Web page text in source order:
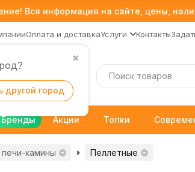
Вся информация на сайте, цены,
✖
другой город
Оплата и доставкаУслуги Контакты
Бренды Акции Топки
камины Пеллетные